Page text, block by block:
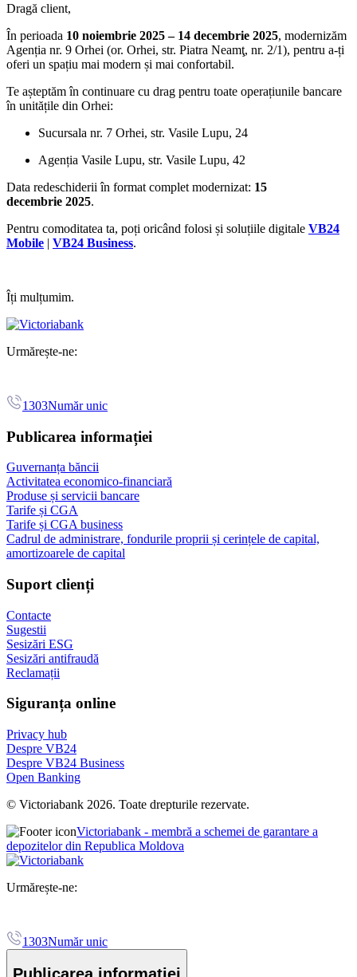
Dragă client,
În perioada 10 noiembrie 2025 – 14 decembrie 2025, modernizăm
Agenția nr. 9 Orhei (or. Orhei, str. Piatra Neamţ, nr. 2/1), pentru a-ți
oferi un spațiu mai modern și mai confortabil.
Te așteptăm în continuare cu drag pentru toate operațiunile bancare
în unitățile din Orhei:
Sucursala nr. 7 Orhei, str. Vasile Lupu, 24
Agenția Vasile Lupu, str. Vasile Lupu, 42
Data redeschiderii în format complet modernizat: 15
decembrie 2025.
Pentru comoditatea ta, poți oricând folosi și soluțiile digitale VB24
Mobile | VB24 Business.
Îți mulțumim.
Urmărește-ne:
1303Număr unic
Publicarea informației
Guvernanța băncii
Activitatea economico-financiară
Produse și servicii bancare
Tarife și CGA
Tarife și CGA business
Cadrul de administrare, fondurile proprii și cerințele de capital,
amortizoarele de capital
Suport clienți
Contacte
Sugestii
Sesizări ESG
Sesizări antifraudă
Reclamații
Siguranța online
Privacy hub
Despre VB24
Despre VB24 Business
Open Banking
© Victoriabank 2026. Toate drepturile rezervate.
Victoriabank - membră a schemei de garantare a
depozitelor din Republica Moldova
Urmărește-ne:
1303Număr unic